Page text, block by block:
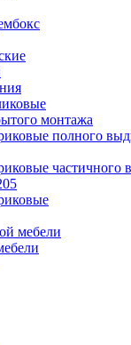
монтажа
полного
частичного
мебели